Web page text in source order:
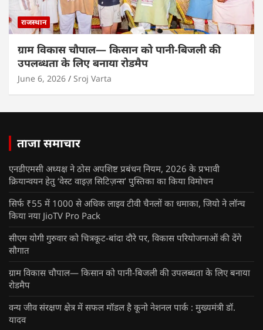
राजस्थान
ग्राम विकास चौपाल— किसान को पानी-बिजली की
उपलब्धता के लिए बनाया रोडमैप
June 6, 2026 Sroj Varta
ताजा समाचार
एनडीएमसी अध्यक्ष ने ठोस अपशिष्ट प्रबंधन नियम, 2026 के प्रभावी
क्रियान्वयन हेतु ‘वेस्ट वाइज़ सिटिज़न्स’ पुस्तिका का किया विमोचन
सिर्फ ₹55 में 1000 से अधिक लाइव टीवी चैनलों का धमाका, जियो ने लॉन्च
किया नया JioTV Pro Pack
सीएम योगी गुरुवार को चित्रकूट-बांदा दौरे पर, विकास परियोजनाओं की देंगे
सौगात
ग्राम विकास चौपाल— किसान को पानी-बिजली की उपलब्धता के लिए बनाया
रोडमैप
वन्य जीव संरक्षण क्षेत्र में सफल मॉडल है कूनो नेशनल पार्क : मुख्यमंत्री डॉ.
यादव